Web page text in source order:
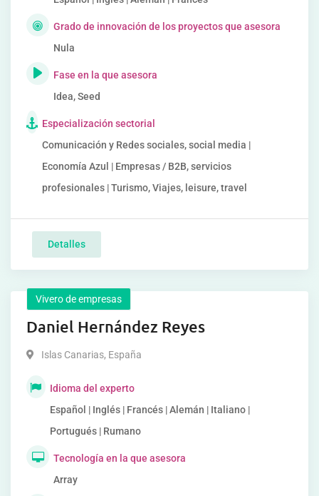
Grado de innovación de los proyectos que asesora
Nula
Fase en la que asesora
Idea, Seed
Especialización sectorial
Comunicación y Redes sociales, social media |
Economía Azul | Empresas / B2B, servicios
profesionales | Turismo, Viajes, leisure, travel
Detalles
Vivero de empresas
Daniel Hernández Reyes
Islas Canarias, España
Idioma del experto
Español | Inglés | Francés | Alemán | Italiano |
Portugués | Rumano
Tecnología en la que asesora
Array